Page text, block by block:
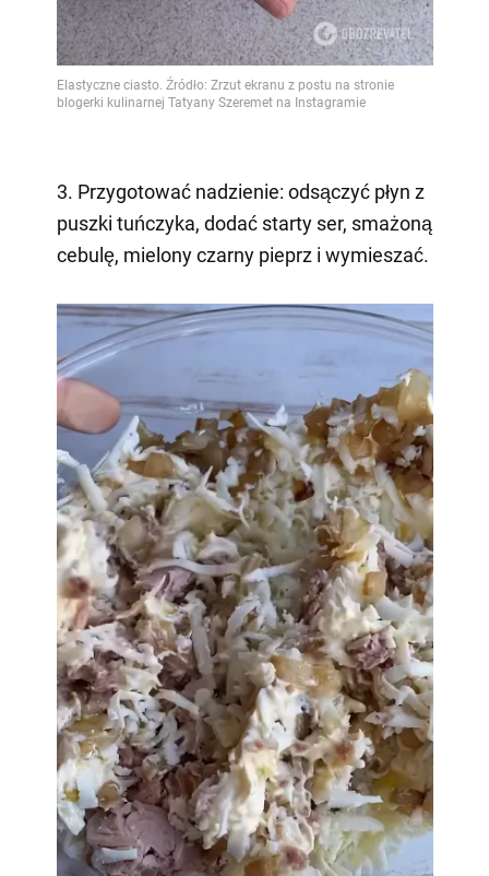
3. Przygotować nadzienie: odsączyć płyn z
puszki tuńczyka, dodać starty ser, smażoną
cebulę, mielony czarny pieprz i wymieszać.